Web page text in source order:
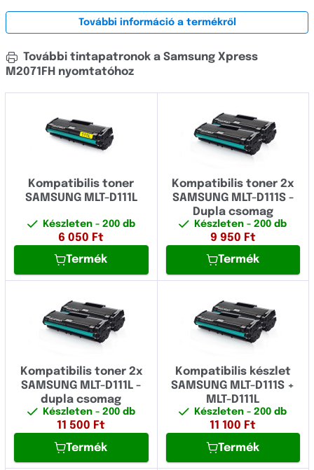
További információ a termékről
További tintapatronok a Samsung Xpress
M2071FH nyomtatóhoz
Kompatibilis toner
SAMSUNG MLT-D111L
Készleten - 200 db
6 050 Ft
Termék
Kompatibilis toner 2x
SAMSUNG MLT-D111S -
Dupla csomag
Készleten- 200 db
9 950 Ft
Termék
Kompatibilis toner 2x
SAMSUNG MLT-D111L -
dupla csomag
Készleten - 200 db
11 500 Ft
Termék
Kompatibilis készlet
SAMSUNG MLT-D111S +
MLT-D111L
Készleten- 200 db
11 100 Ft
Termék